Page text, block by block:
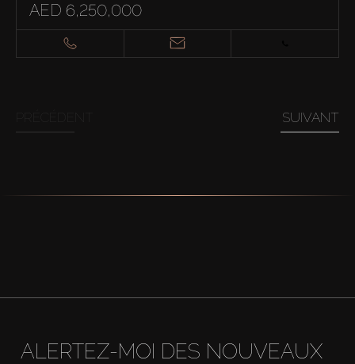
AED 6,250,000
SUIVANT
ALERTEZ-MOI DES NOUVEAUX